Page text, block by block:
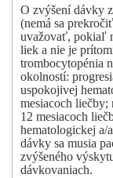
O zvýšení dávky
(nemá sa
uvažovať, pokiaľ
liek a nie je
trombocytopénia
okolností:
uspokojivej
mesiacoch liečby;
12 mesiacoch
hematologickej a/
dávky sa musia
zvýšeného
dávkovaniach.